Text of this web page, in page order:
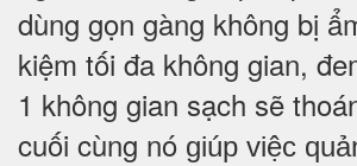
dùng gọn gàng không bị
kiệm tối đa không gian,
1 không gian sạch sẽ
cuối cùng nó giúp việc